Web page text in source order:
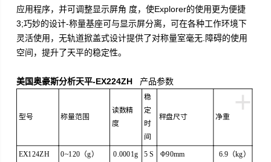
应用程序，并可调整显示屏角 度，使Explorer的使用更为便捷
3;巧妙的设计-称量基座可与显示屏分离，可在各种工作环境下
灵活使用，无轨道掀盖式设计提供了对称量室毫无.障碍的使用
空间，提升了天平的稳定性。
美国奥豪斯分析天平-EX224ZH 产品参数
+
型号 称量范围
读数精
度
稳
定
时
间
秤盘尺寸 净重
EX124ZH 0~120 （g） 0.0001g 5 S Φ90mm 6.9（kg）